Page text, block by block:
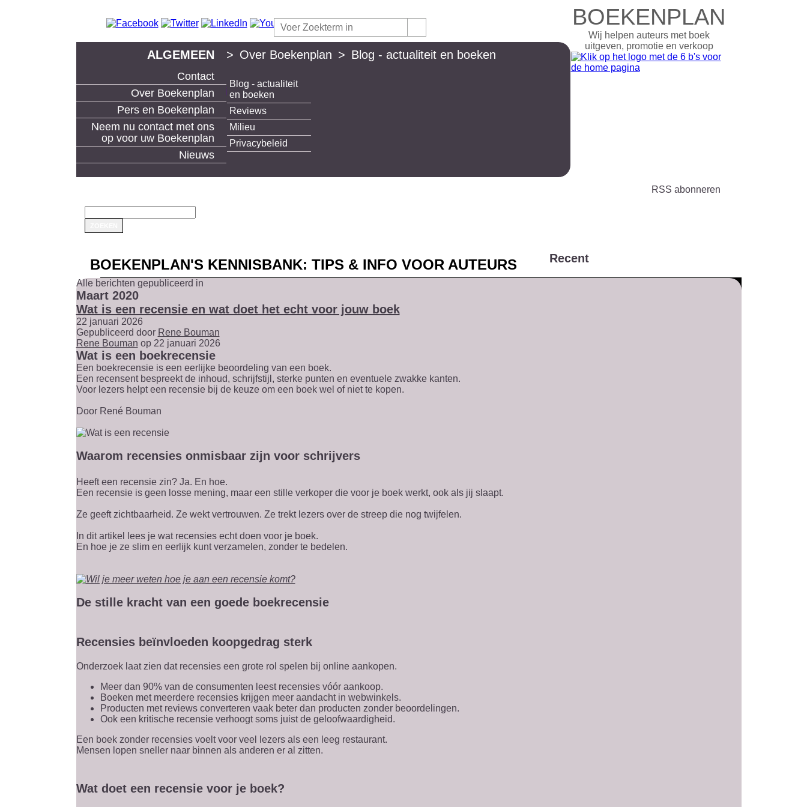
ALGEMEEN
Contact
Over Boekenplan
Blog - actualiteit
en boeken
Reviews
Milieu
Privacybeleid
Pers en Boekenplan
Neem nu contact met ons
op voor uw Boekenplan
Nieuws
BOEKENPLAN
Wij helpen auteurs met boek
uitgeven, promotie en verkoop
> Over Boekenplan > Blog - actualiteit en boeken
boek uitgeven en boeken maken bij Boekenplan
RSS abonneren
BOEKENPLAN'S KENNISBANK: TIPS & INFO VOOR AUTEURS
Alle berichten gepubliceerd in
Maart 2020
Wat is een recensie en wat doet het echt voor jouw boek
22 januari 2026
Gepubliceerd door Rene Bouman
Rene Bouman op 22 januari 2026
Wat is een boekrecensie
Een boekrecensie is een eerlijke beoordeling van een boek.
Een recensent bespreekt de inhoud, schrijfstijl, sterke punten en eventuele zwakke kanten.
Voor lezers helpt een recensie bij de keuze om een boek wel of niet te kopen.
Door René Bouman
Waarom recensies onmisbaar zijn voor schrijvers
Heeft een recensie zin? Ja. En hoe.
Een recensie is geen losse mening, maar een stille verkoper die voor je boek werkt, ook als jij slaapt.
Ze geeft zichtbaarheid. Ze wekt vertrouwen. Ze trekt lezers over de streep die nog twijfelen.
In dit artikel lees je wat recensies echt doen voor je boek.
En hoe je ze slim en eerlijk kunt verzamelen, zonder te bedelen.
De stille kracht van een goede boekrecensie
Recensies beïnvloeden koopgedrag sterk
Onderzoek laat zien dat recensies een grote rol spelen bij online aankopen.
Meer dan 90% van de consumenten leest recensies vóór aankoop.
Boeken met meerdere recensies krijgen meer aandacht in webwinkels.
Producten met reviews converteren vaak beter dan producten zonder beoordelingen.
Ook een kritische recensie verhoogt soms juist de geloofwaardigheid.
Een boek zonder recensies voelt voor veel lezers als een leeg restaurant.
Mensen lopen sneller naar binnen als anderen er al zitten.
Wat doet een recensie voor je boek?
Recent